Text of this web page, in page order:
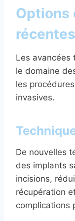
Options
récentes
Les avancées
le domaine
les
invasives.
De nouvelles
des implants
incisions,
récupération
complications